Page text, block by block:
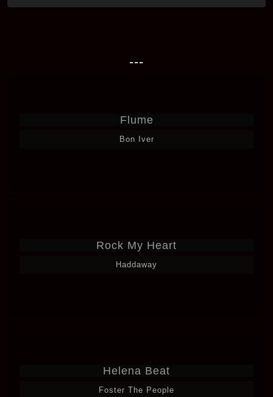
---
Flume
Bon Iver
Rock My Heart
Haddaway
Helena Beat
Foster The People